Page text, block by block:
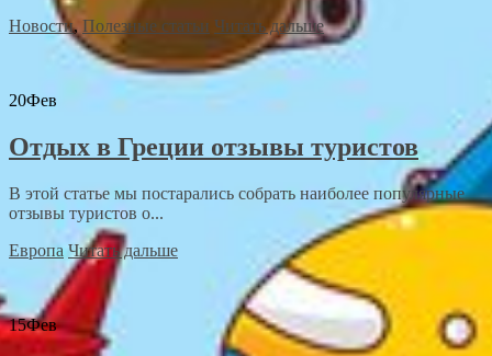
Новости,Полезные статьи Читать дальше
20Фев
Отдых в Греции отзывы туристов
В этой статье мы постарались собрать наиболее популярные
отзывы туристов о...
Европа Читать дальше
15Фев